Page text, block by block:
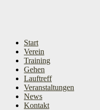
Start
Verein
Training
Gehen
Lauftreff
Veranstaltungen
News
Kontakt